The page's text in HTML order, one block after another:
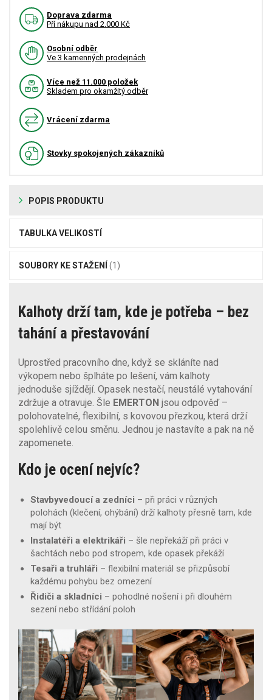
Doprava zdarma
Pří nákupu nad 2.000 Kč
Osobní odběr
Ve 3 kamenných prodejnách
Více než 11.000 položek
Skladem pro okamžitý odběr
Vrácení zdarma
Stovky spokojených zákazníků
POPIS PRODUKTU
TABULKA VELIKOSTÍ
SOUBORY KE STAŽENÍ (1)
Kalhoty drží tam, kde je potřeba – bez
tahání a přestavování
Uprostřed pracovního dne, když se skláníte nad
výkopem nebo šplháte po lešení, vám kalhoty
jednoduše sjíždějí. Opasek nestačí, neustálé vytahování
zdržuje a otravuje. Šle EMERTON jsou odpověď –
polohovatelné, flexibilní, s kovovou přezkou, která drží
spolehlivě celou směnu. Jednou je nastavíte a pak na ně
zapomenete.
Kdo je ocení nejvíc?
Stavbyvedoucí a zedníci – při práci v různých
polohách (klečení, ohýbání) drží kalhoty přesně tam, kde
mají být
Instalatéři a elektrikáři – šle nepřekáží při práci v
šachtách nebo pod stropem, kde opasek překáží
Tesaři a truhláři – flexibilní materiál se přizpůsobí
každému pohybu bez omezení
Řidiči a skladníci – pohodlné nošení i při dlouhém
sezení nebo střídání poloh